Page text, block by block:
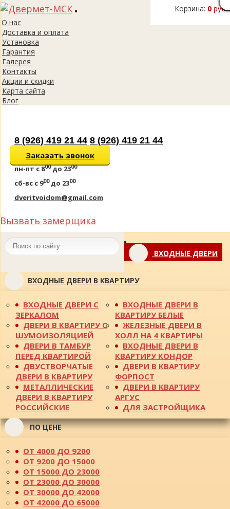
Корзина: 0 руб.
Toggle
О нас
Доставка и оплата
Установка
Гарантия
Галерея
Контакты
Акции и скидки
Карта сайта
Блог
8 (926) 419 21 44 8 (926) 419 21 44
Заказать звонок
пн-пт с 800до 2300
сб-вс с 900до 2300
dveritvoidom@gmail.com
Вызвать замерщика
Toggle
navigationВХОДНЫЕ ДВЕРИ
ВХОДНЫЕ ДВЕРИ В КВАРТИРУ
ВХОДНЫЕ ДВЕРИ С
ЗЕРКАЛОМ
ДВЕРИ В КВАРТИРУ С
ШУМОИЗОЛЯЦИЕЙ
ДВЕРИ В ТАМБУР
ПЕРЕД КВАРТИРОЙ
ДВУСТВОРЧАТЫЕ
ДВЕРИ В КВАРТИРУ
МЕТАЛЛИЧЕСКИЕ
ДВЕРИ В КВАРТИРУ
РОССИЙСКИЕ
ВХОДНЫЕ ДВЕРИ В
КВАРТИРУ БЕЛЫЕ
ЖЕЛЕЗНЫЕ ДВЕРИ В
ХОЛЛ НА 4 КВАРТИРЫ
ВХОДНЫЕ ДВЕРИ В
КВАРТИРУ КОНДОР
ДВЕРИ В КВАРТИРУ
ФОРПОСТ
ДВЕРИ В КВАРТИРУ
АРГУС
ДЛЯ ЗАСТРОЙЩИКА
ПО ЦЕНЕ
ОТ 4000 ДО 9200
ОТ 9200 ДО 15000
ОТ 15000 ДО 23000
ОТ 23000 ДО 30000
ОТ 30000 ДО 42000
ОТ 42000 ДО 65000